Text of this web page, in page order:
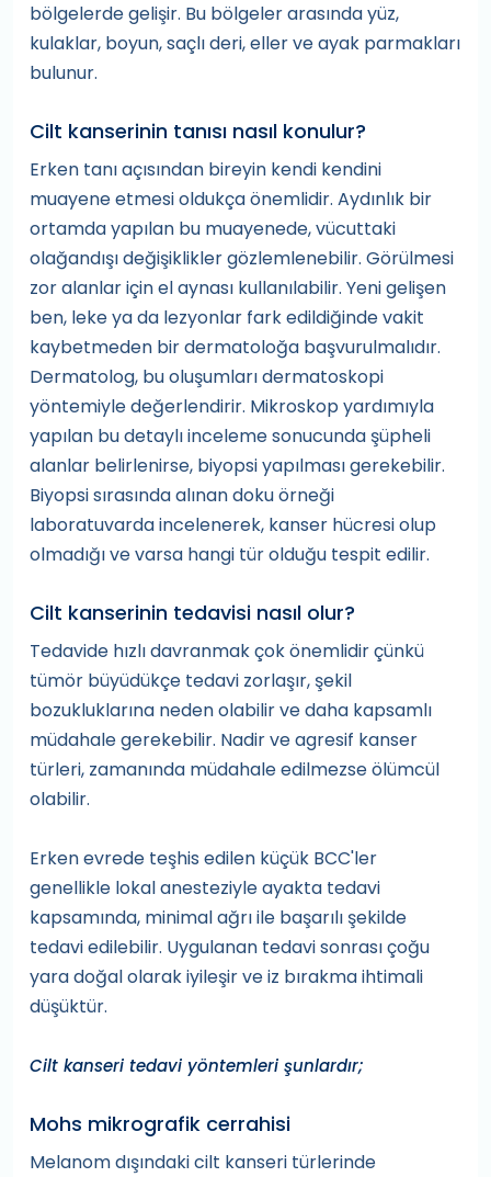
bölgelerde gelişir. Bu bölgeler arasında yüz,
kulaklar, boyun, saçlı deri, eller ve ayak parmakları
bulunur.
Cilt kanserinin tanısı nasıl konulur?
Erken tanı açısından bireyin kendi kendini
muayene etmesi oldukça önemlidir. Aydınlık bir
ortamda yapılan bu muayenede, vücuttaki
olağandışı değişiklikler gözlemlenebilir. Görülmesi
zor alanlar için el aynası kullanılabilir. Yeni gelişen
ben, leke ya da lezyonlar fark edildiğinde vakit
kaybetmeden bir dermatoloğa başvurulmalıdır.
Dermatolog, bu oluşumları dermatoskopi
yöntemiyle değerlendirir. Mikroskop yardımıyla
yapılan bu detaylı inceleme sonucunda şüpheli
alanlar belirlenirse, biyopsi yapılması gerekebilir.
Biyopsi sırasında alınan doku örneği
laboratuvarda incelenerek, kanser hücresi olup
olmadığı ve varsa hangi tür olduğu tespit edilir.
Cilt kanserinin tedavisi nasıl olur?
Tedavide hızlı davranmak çok önemlidir çünkü
tümör büyüdükçe tedavi zorlaşır, şekil
bozukluklarına neden olabilir ve daha kapsamlı
müdahale gerekebilir. Nadir ve agresif kanser
türleri, zamanında müdahale edilmezse ölümcül
olabilir.
Erken evrede teşhis edilen küçük BCC'ler
genellikle lokal anesteziyle ayakta tedavi
kapsamında, minimal ağrı ile başarılı şekilde
tedavi edilebilir. Uygulanan tedavi sonrası çoğu
yara doğal olarak iyileşir ve iz bırakma ihtimali
düşüktür.
Cilt kanseri tedavi yöntemleri şunlardır;
Mohs mikrografik cerrahisi
Melanom dışındaki cilt kanseri türlerinde